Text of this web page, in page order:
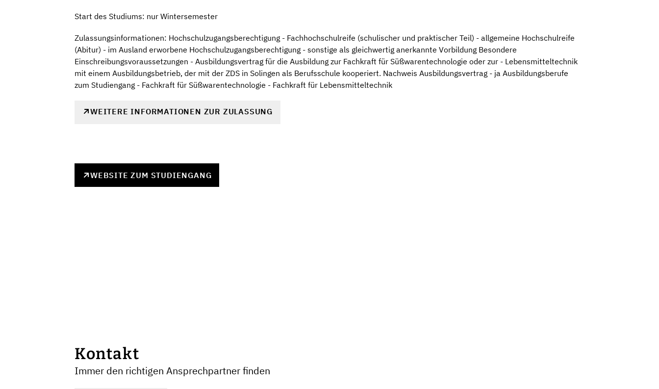
Start des Studiums: nur Wintersemester
Zulassungsinformationen: Hochschulzugangsberechtigung - Fachhochschulreife (schulischer und praktischer Teil) - allgemeine Hochschulreife
(Abitur) - im Ausland erworbene Hochschulzugangsberechtigung - sonstige als gleichwertig anerkannte Vorbildung Besondere
Einschreibungsvoraussetzungen - Ausbildungsvertrag für die Ausbildung zur Fachkraft für Süßwarentechnologie oder zur - Lebensmitteltechnik
mit einem Ausbildungsbetrieb, der mit der ZDS in Solingen als Berufsschule kooperiert. Nachweis Ausbildungsvertrag - ja Ausbildungsberufe
zum Studiengang - Fachkraft für Süßwarentechnologie - Fachkraft für Lebensmitteltechnik
WEITERE INFORMATIONEN ZUR ZULASSUNG
WEBSITE ZUM STUDIENGANG
Kontakt
Immer den richtigen Ansprechpartner finden